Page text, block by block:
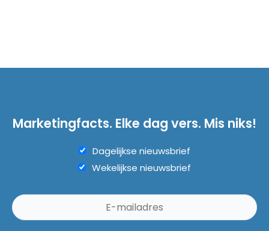
Marketingfacts. Elke dag vers. Mis niks!
Dagelijkse nieuwsbrief
Wekelijkse nieuwsbrief